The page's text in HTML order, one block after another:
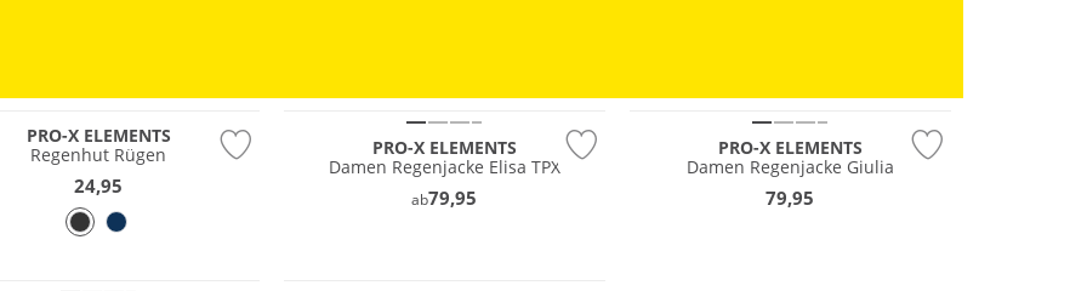
PRO-X ELEMENTS
Regenhut Rügen
24,95
PRO-X ELEMENTS
Damen Regenjacke Elisa TPX
ab79,95
PRO-X ELEMENTS
Damen Regenjacke Giulia
79,95